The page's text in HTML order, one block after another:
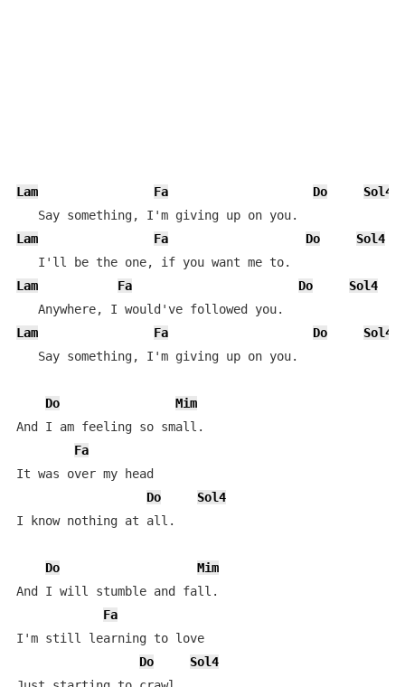
Lam Fa Do
Sol4
Lam
Fa Do
Sol4
Lam
Fa Do
Sol4
Lam
Fa Do
Sol4
   Say something, I'm giving up on you.
Do
Mim
And I am feeling so small.
Fa
It was over my head
Do
Sol4
I know nothing at all.
Do
Mim
And I will stumble and fall.
Fa
I'm still learning to love
Do
Sol4